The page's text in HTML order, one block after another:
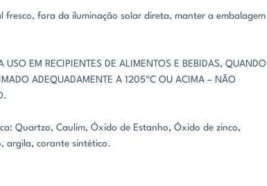
fresco, fora da iluminação solar direta, manter a embalagem
USO EM RECIPIENTES DE ALIMENTOS E BEBIDAS, QUANDO
ADEQUADAMENTE A 1205ºC OU ACIMA – NÃO
Quartzo, Caulim, Óxido de Estanho, Óxido de zinco,
argila, corante sintético.